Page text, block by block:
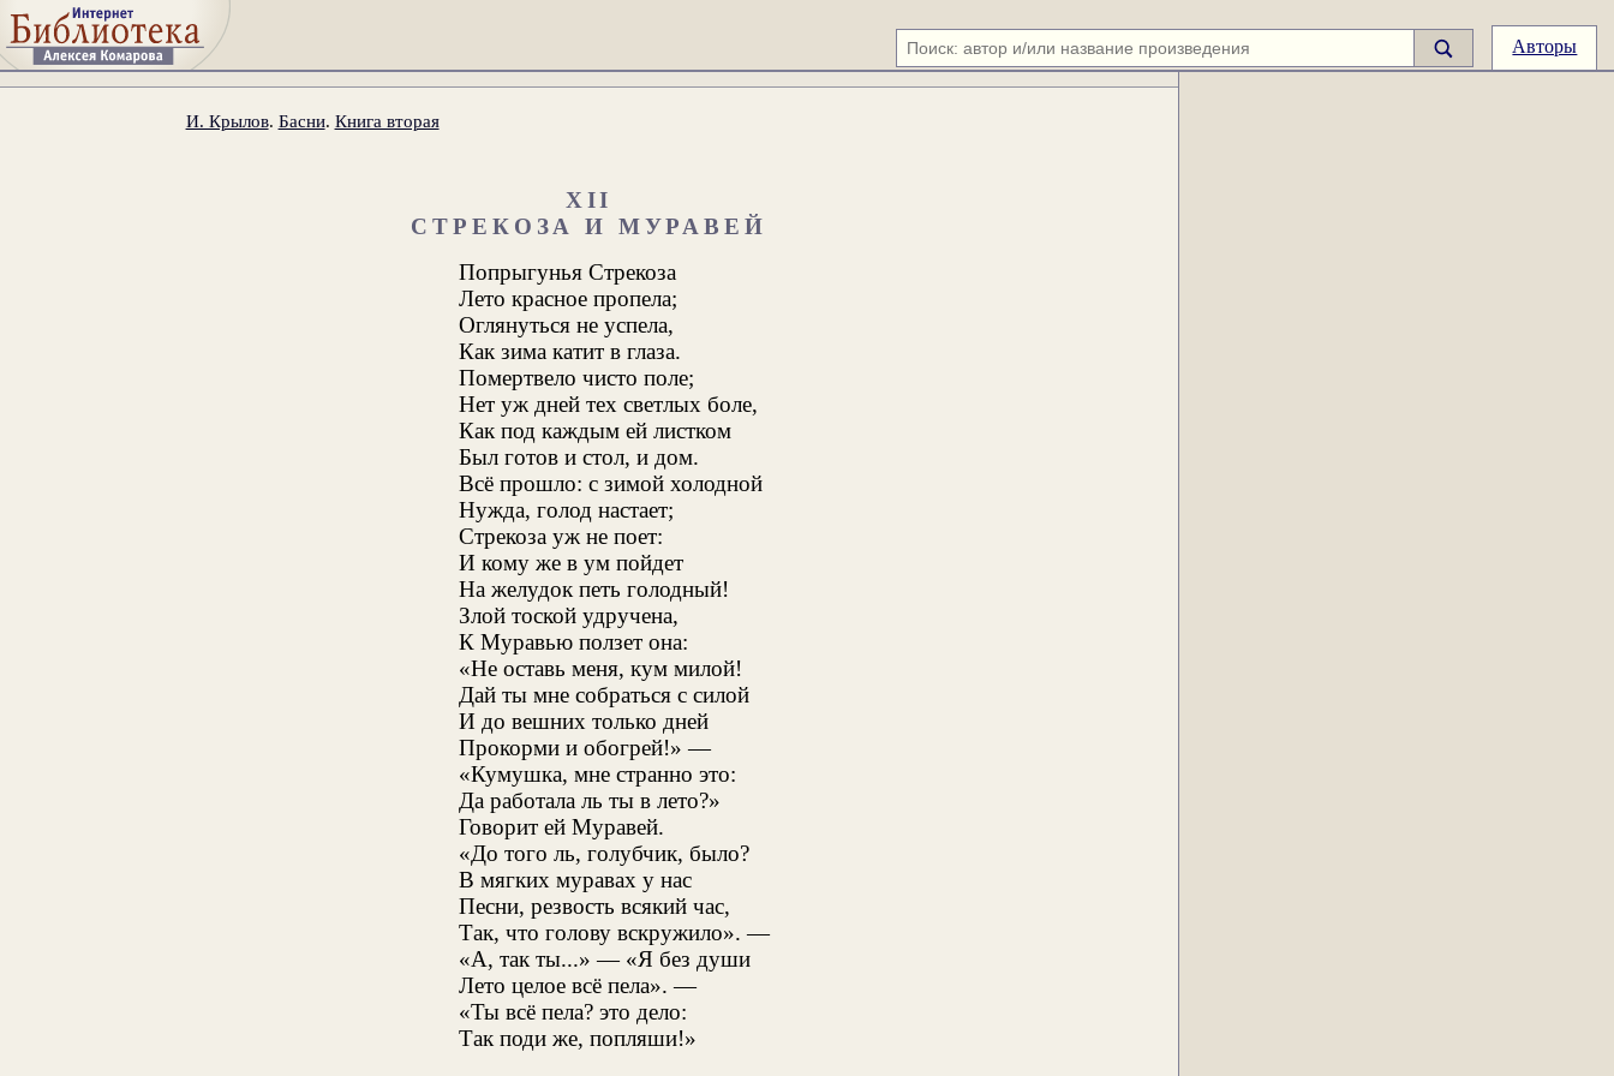
Авторы
И. Крылов. Басни. Книга вторая
XII
СТРЕКОЗА И МУРАВЕЙ
Попрыгунья Стрекоза
Лето красное пропела;
Оглянуться не успела,
Как зима катит в глаза.
Помертвело чисто поле;
Нет уж дней тех светлых боле,
Как под каждым ей листком
Был готов и стол, и дом.
Всё прошло: с зимой холодной
Нужда, голод настает;
Стрекоза уж не поет:
И кому же в ум пойдет
На желудок петь голодный!
Злой тоской удручена,
К Муравью ползет она:
«Не оставь меня, кум милой!
Дай ты мне собраться с силой
И до вешних только дней
Прокорми и обогрей!» —
«Кумушка, мне странно это:
Да работала ль ты в лето?»
Говорит ей Муравей.
«До того ль, голубчик, было?
В мягких муравах у нас
Песни, резвость всякий час,
Так, что голову вскружило». —
«А, так ты...» — «Я без души
Лето целое всё пела». —
«Ты всё пела? это дело:
Так поди же, попляши!»